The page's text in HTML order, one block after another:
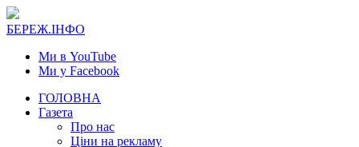
БЕРЕЖ.ІНФО
Ми в YouTube
Ми у Facebook
ГОЛОВНА
Газета
Про нас
Ціни на рекламу